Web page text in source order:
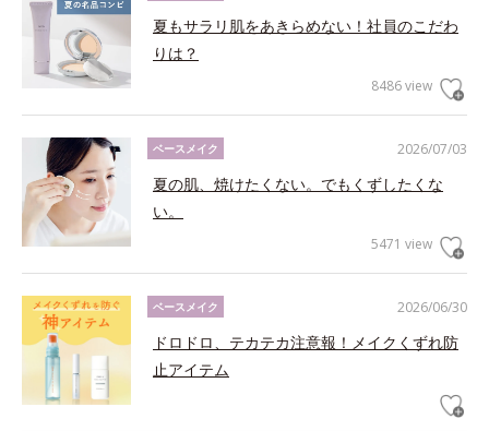
夏もサラリ肌をあきらめない！社員のこだわ
りは？
8486 view
2026/07/03
ベースメイク
夏の肌、焼けたくない。でもくずしたくな
い。
5471 view
2026/06/30
ベースメイク
ドロドロ、テカテカ注意報！メイクくずれ防
止アイテム